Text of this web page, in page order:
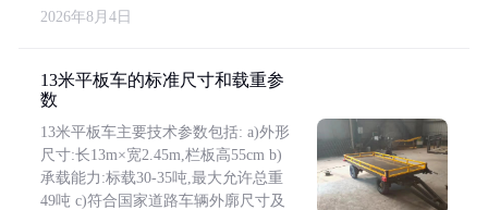
2026年8月4日
13米平板车的标准尺寸和载重参
数
13米平板车主要技术参数包括: a)外形
尺寸:长13m×宽2.45m,栏板高55cm b)
承载能力:标载30-35吨,最大允许总重
49吨 c)符合国家道路车辆外廓尺寸及